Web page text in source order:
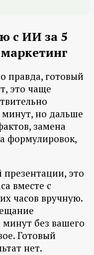
с ИИ за 5
правда, готовый
это чаще
но дальше
замена
формулировок,
это
вместе с
часов вручную.
без вашего
Готовый
нет.